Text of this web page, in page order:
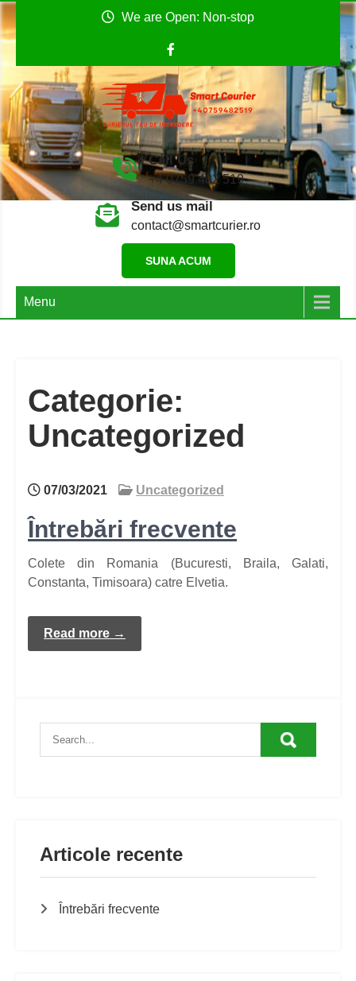
Skip
to
content
We are Open: Non-stop
Smart Curier
Coletul tău către Anglia
Call Us
+4 0759 482 519
Send us mail
contact@smartcurier.ro
SUNA ACUM
Menu
Categorie:
Uncategorized
07/03/2021 Uncategorized
Întrebări frecvente
Colete din Romania (Bucuresti, Braila, Galati,
Constanta, Timisoara) catre Elvetia.
Read more →
Articole recente
Întrebări frecvente